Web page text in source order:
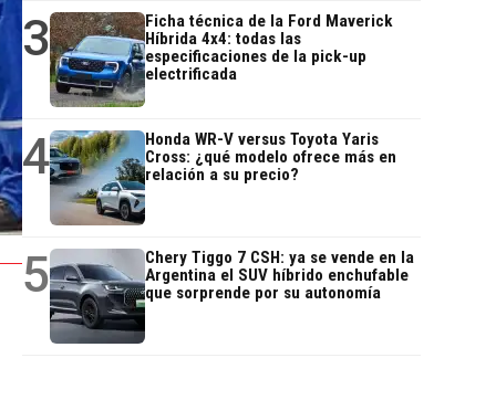
3
Ficha técnica de la Ford Maverick
Híbrida 4x4: todas las
especificaciones de la pick-up
electrificada
4
Honda WR-V versus Toyota Yaris
Cross: ¿qué modelo ofrece más en
relación a su precio?
5
Chery Tiggo 7 CSH: ya se vende en la
Argentina el SUV híbrido enchufable
que sorprende por su autonomía